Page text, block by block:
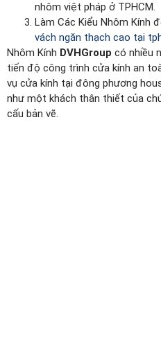
nhôm việt pháp ở TPHCM.
Làm Các Kiểu Nhôm Kính
vách ngăn thạch cao tại
Nhôm Kính DVHGroup có nhiều
tiến độ công trình cửa kính an
vụ cửa kính tại đông phương
như một khách thân thiết của
cấu bản vẽ.